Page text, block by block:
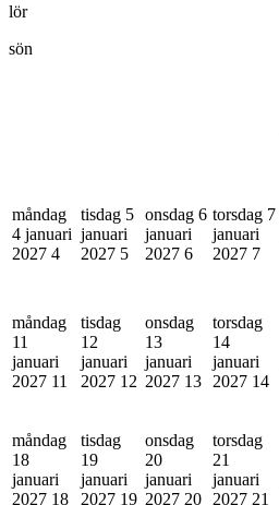
lör
sön
måndag
4 januari
2027 4
tisdag 5
januari
2027 5
onsdag 6
januari
2027 6
torsdag 7
januari
2027 7
måndag
11
januari
2027 11
tisdag
12
januari
2027 12
onsdag
13
januari
2027 13
torsdag
14
januari
2027 14
måndag
18
januari
2027 18
tisdag
19
januari
2027 19
onsdag
20
januari
2027 20
torsdag
21
januari
2027 21